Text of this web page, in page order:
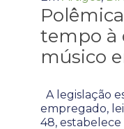
tempo à
músico
A legislação
empregado,
48,